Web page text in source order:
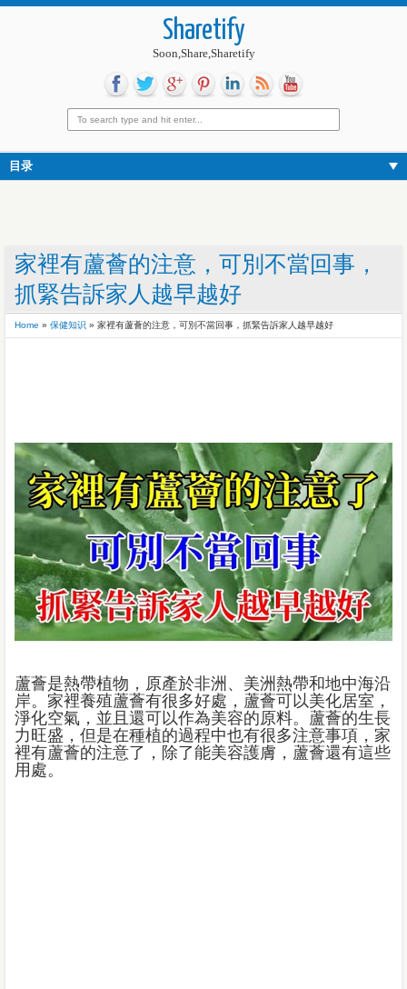
Sharetify
Soon,Share,Sharetify
目录
家裡有蘆薈的注意，可別不當回事，
抓緊告訴家人越早越好
Home » 保健知识 » 家裡有蘆薈的注意，可別不當回事，抓緊告訴家人越早越好
蘆薈是熱帶植物，原產於非洲、美洲熱帶和地中海沿
岸。家裡養殖蘆薈有很多好處，蘆薈可以美化居室，
淨化空氣，並且還可以作為美容的原料。蘆薈的生長
力旺盛，但是在種植的過程中也有很多注意事項，家
裡有蘆薈的注意了，除了能美容護膚，蘆薈還有這些
用處。